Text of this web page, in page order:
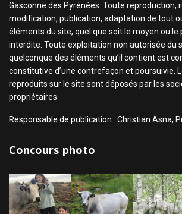
Gasconne des Pyrénées. Toute reproduction,
modification, publication, adaptation de tout
éléments du site, quel que soit le moyen ou le
interdite. Toute exploitation non autorisée du
quelconque des éléments qu’il contient est
constitutive d’une contrefaçon et poursuivie.
reproduits sur le site sont déposés par les
propriétaires.
Responsable de publication : Christian Asna,
Concours photo